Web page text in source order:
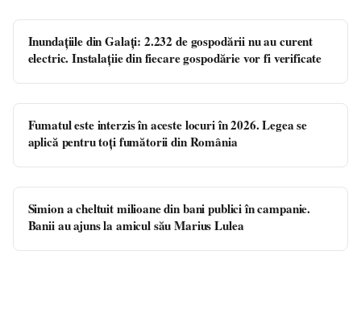
Inundațiile din Galați: 2.232 de gospodării nu au curent
electric. Instalațiie din fiecare gospodărie vor fi verificate
Fumatul este interzis în aceste locuri în 2026. Legea se
aplică pentru toți fumătorii din România
Simion a cheltuit milioane din bani publici în campanie.
Banii au ajuns la amicul său Marius Lulea